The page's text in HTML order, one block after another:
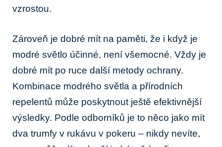
vzrostou.
Zároveň je dobré mít na paměti, že i když je
modré světlo účinné, není všemocné. Vždy je
dobré mít po ruce další metody ochrany.
Kombinace modrého světla a přírodních
repelentů může poskytnout ještě efektivnější
výsledky. Podle odborníků je to něco jako mít
dva trumfy v rukávu v pokeru – nikdy nevíte,